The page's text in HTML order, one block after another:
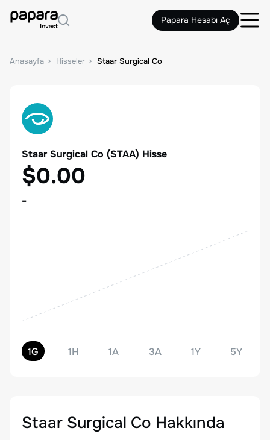
Papara Hesabı Aç
Anasayfa Hisseler Staar Surgical Co
Staar Surgical Co (STAA) Hisse
$0.00
-
1G 1H 1A 3A 1Y 5Y
Staar Surgical Co Hakkında